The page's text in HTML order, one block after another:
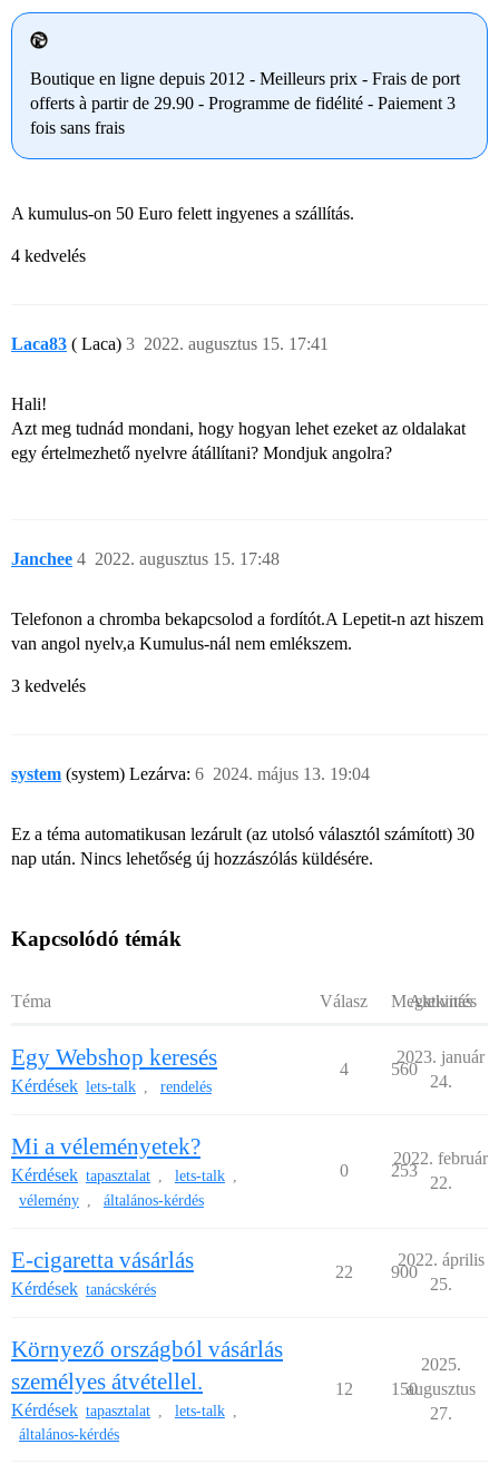
Boutique en ligne depuis 2012 - Meilleurs prix - Frais de port
offerts à partir de 29.90 - Programme de fidélité - Paiement 3
fois sans frais
A kumulus-on 50 Euro felett ingyenes a szállítás.
4 kedvelés
Laca83 ( Laca) 2022. augusztus 15. 17:41
3
Hali!
Azt meg tudnád mondani, hogy hogyan lehet ezeket az oldalakat
egy értelmezhető nyelvre átállítani? Mondjuk angolra?
Janchee 2022. augusztus 15. 17:48
4
Telefonon a chromba bekapcsolod a fordítót.A Lepetit-n azt hiszem
van angol nyelv,a Kumulus-nál nem emlékszem.
3 kedvelés
system (system) Lezárva: 2024. május 13. 19:04
6
Ez a téma automatikusan lezárult (az utolsó választól számított) 30
nap után. Nincs lehetőség új hozzászólás küldésére.
Kapcsolódó témák
Téma Válasz Megtekintés
Aktivitás
Egy Webshop keresés
Kérdések lets-talk , rendelés
4 560
2023. január
24.
Mi a véleményetek?
Kérdések tapasztalat , lets-talk ,
vélemény , általános-kérdés
0 253
2022. február
22.
E-cigaretta vásárlás
Kérdések tanácskérés
22 900
2022. április
25.
Környező országból vásárlás
személyes átvétellel.
Kérdések tapasztalat , lets-talk ,
általános-kérdés
12 150
2025.
augusztus
27.